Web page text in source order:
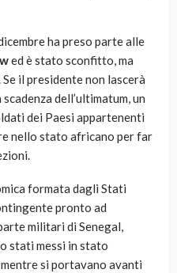
ha preso parte alle
ed è stato sconfitto, ma
il presidente non lascerà
dell’ultimatum, un
dei Paesi appartenenti
nello stato africano per far
formata dagli Stati
pronto ad
militari di Senegal,
stati messi in stato
si portavano avanti